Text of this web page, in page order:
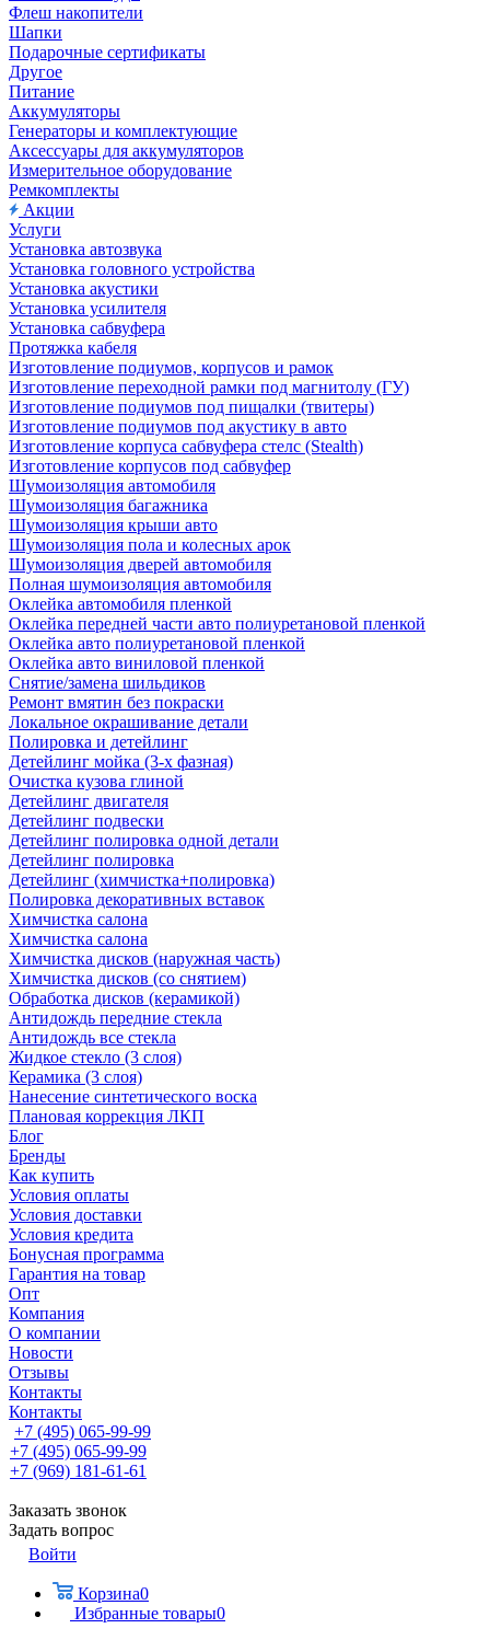
Флеш накопители
Шапки
Подарочные сертификаты
Другое
Питание
Аккумуляторы
Генераторы и комплектующие
Аксессуары для аккумуляторов
Измерительное оборудование
Ремкомплекты
Акции
Услуги
Установка автозвука
Установка головного устройства
Установка акустики
Установка усилителя
Установка сабвуфера
Протяжка кабеля
Изготовление подиумов, корпусов и рамок
Изготовление переходной рамки под магнитолу (ГУ)
Изготовление подиумов под пищалки (твитеры)
Изготовление подиумов под акустику в авто
Изготовление корпуса сабвуфера стелс (Stealth)
Изготовление корпусов под сабвуфер
Шумоизоляция автомобиля
Шумоизоляция багажника
Шумоизоляция крыши авто
Шумоизоляция пола и колесных арок
Шумоизоляция дверей автомобиля
Полная шумоизоляция автомобиля
Оклейка автомобиля пленкой
Оклейка передней части авто полиуретановой пленкой
Оклейка авто полиуретановой пленкой
Оклейка авто виниловой пленкой
Снятие/замена шильдиков
Ремонт вмятин без покраски
Локальное окрашивание детали
Полировка и детейлинг
Детейлинг мойка (3-х фазная)
Очистка кузова глиной
Детейлинг двигателя
Детейлинг подвески
Детейлинг полировка одной детали
Детейлинг полировка
Детейлинг (химчистка+полировка)
Полировка декоративных вставок
Химчистка салона
Химчистка салона
Химчистка дисков (наружная часть)
Химчистка дисков (со снятием)
Обработка дисков (керамикой)
Антидождь передние стекла
Антидождь все стекла
Жидкое стекло (3 слоя)
Керамика (3 слоя)
Нанесение синтетического воска
Плановая коррекция ЛКП
Блог
Бренды
Как купить
Условия оплаты
Условия доставки
Условия кредита
Бонусная программа
Гарантия на товар
Опт
Компания
О компании
Новости
Отзывы
Контакты
Контакты
+7 (495) 065-99-99
+7 (495) 065-99-99
+7 (969) 181-61-61
Заказать звонок
Задать вопрос
Войти
Корзина0
Избранные товары0